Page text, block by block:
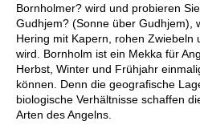
Bornholmer? wird und probieren
Gudhjem? (Sonne über Gudhjem),
Hering mit Kapern, rohen Zwiebeln
wird. Bornholm ist ein Mekka für
Herbst, Winter und Frühjahr
können. Denn die geografische
biologische Verhältnisse schaffen
Arten des Angelns.